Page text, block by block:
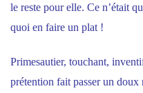
le reste pour elle. Ce n’était
quoi en faire un plat !
Primesautier, touchant,
prétention fait passer un